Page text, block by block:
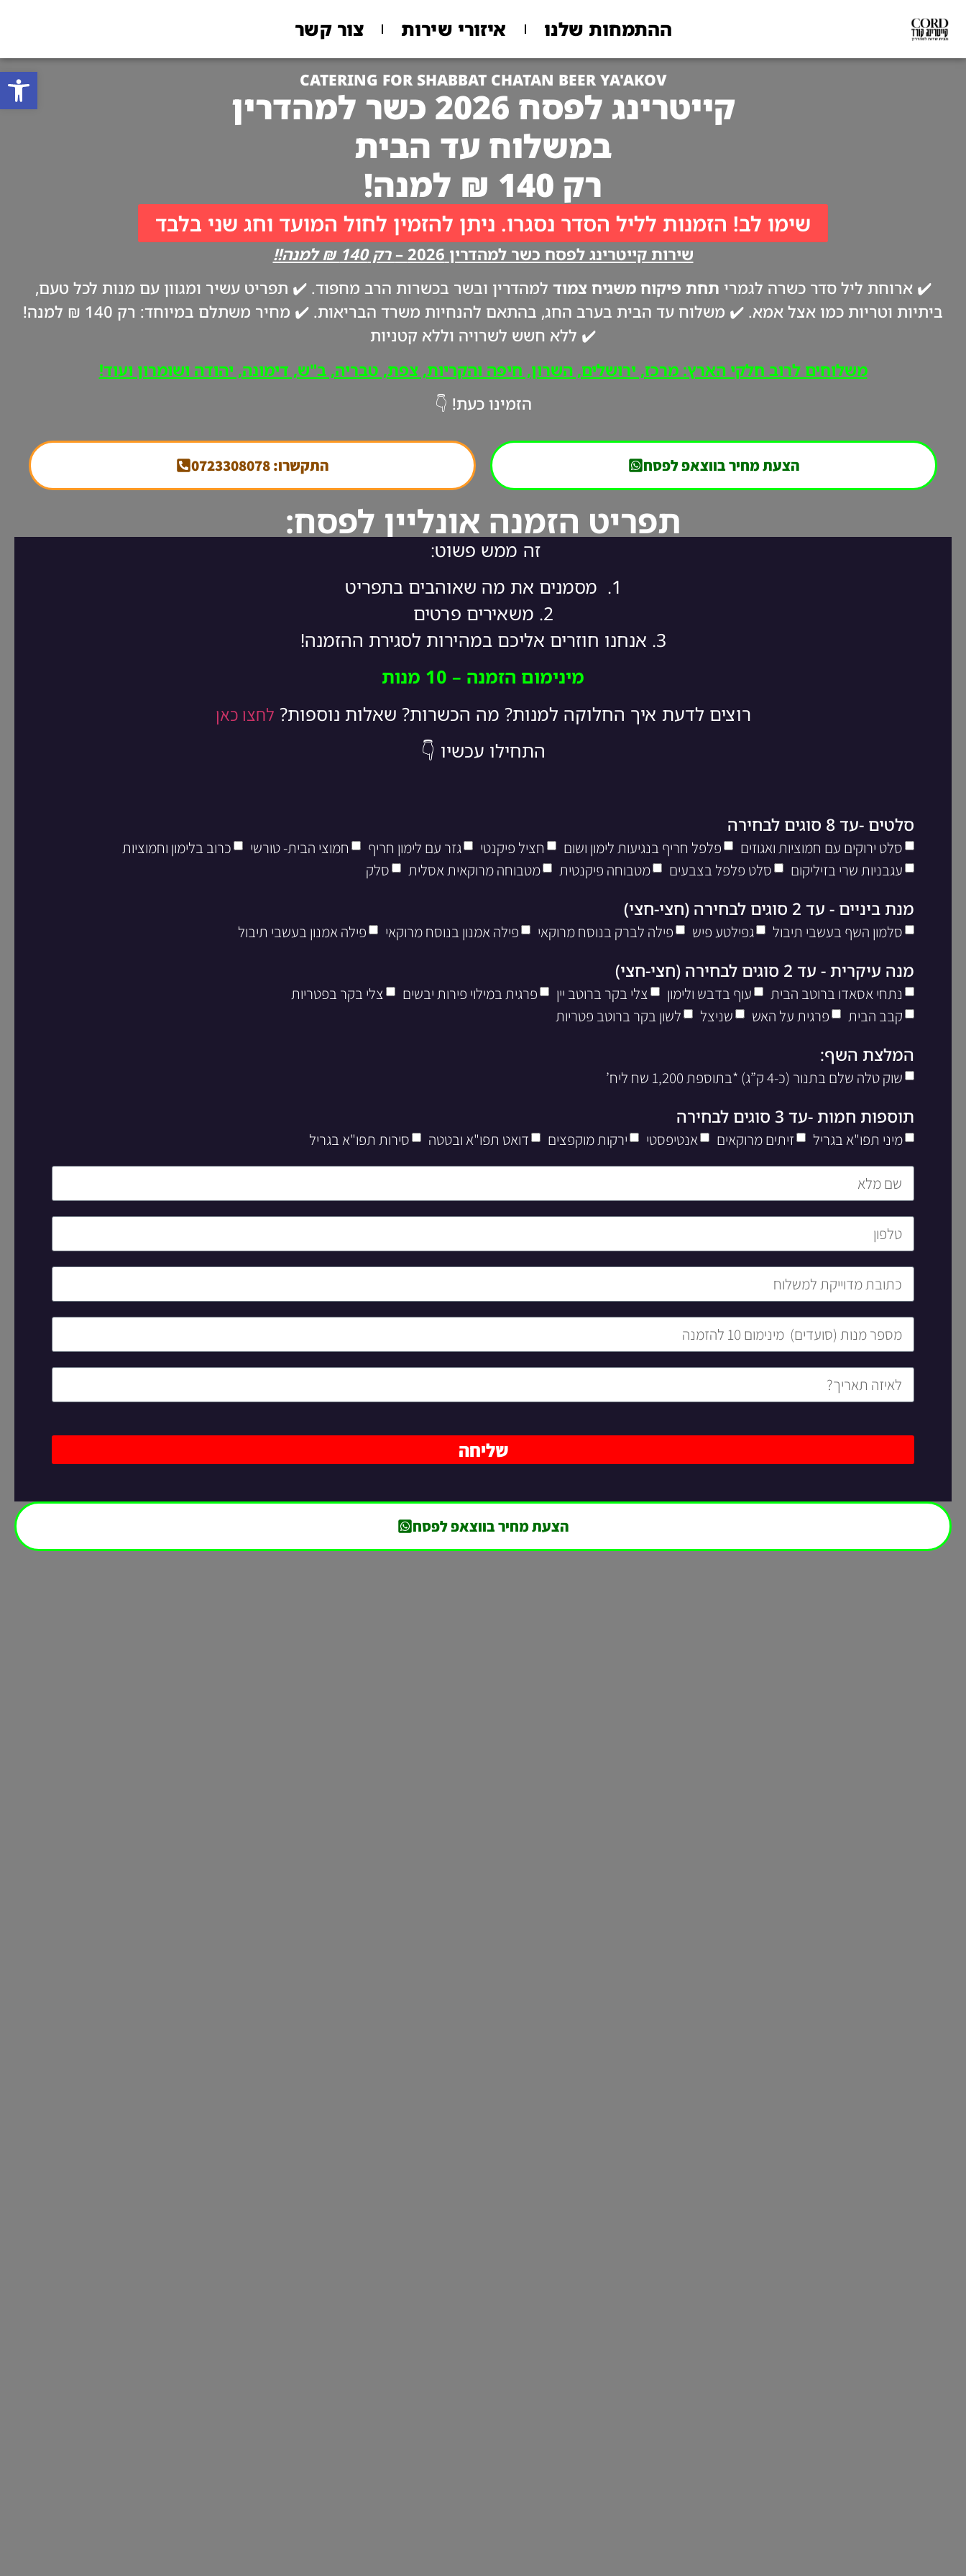
ההתמחות שלנו איזורי שירות צור קשר
CATERING FOR SHABBAT CHATAN BEER YA'AKOV
קייטרינג לפסח 2026 כשר למהדרין
במשלוח עד הבית
רק 140 ₪ למנה!
שימו לב! הזמנות לליל הסדר נסגרו. ניתן להזמין לחול המועד וחג שני בלבד
שירות קייטרינג לפסח כשר למהדרין 2026 –
רק 140 ₪ למנה!!
✔️ ארוחת ליל סדר כשרה לגמרי תחת פיקוח משגיח צמוד למהדרין ובשר בכשרות הרב מחפוד. ✔️ תפריט עשיר ומגוון עם מנות לכל טעם,
ביתיות וטריות כמו אצל אמא. ✔️ משלוח עד הבית בערב החג, בהתאם להנחיות משרד הבריאות. ✔️ מחיר משתלם במיוחד: רק 140 ₪ למנה!
✔️ ללא חשש לשרויה וללא קטניות
משלוחים לרוב חלקי הארץ: מרכז, ירושלים, השרון, חיפה והקריות, צפת, טבריה, ב"ש, דימונה, יהודה ושומרון ועוד!
הזמינו כעת! 👇
הצעת מחיר בווצאפ לפסח התקשרו: 0723308078
תפריט הזמנה אונליין לפסח:
זה ממש פשוט:
1.
מסמנים את מה שאוהבים בתפריט
2. משאירים פרטים
3. אנחנו חוזרים אליכם במהירות לסגירת ההזמנה!
מינימום הזמנה – 10 מנות
רוצים לדעת איך החלוקה למנות? מה הכשרות? שאלות נוספות? לחצו כאן
התחילו עכשיו 👇
סלטים -עד 8 סוגים לבחירה
סלט ירוקים עם חמוציות ואגוזים פלפל חריף בנגיעות לימון ושום חציל פיקנטי גזר עם לימון חריף חמוצי הבית- טורשי
כרוב בלימון וחמוציות
עגבניות שרי בזיליקום
סלט פלפל בצבעים מטבוחה פיקנטית מטבוחה מרוקאית אסלית סלק
מנת ביניים - עד 2 סוגים לבחירה (חצי-חצי)
סלמון השף בעשבי תיבול גפילטע פיש פילה לברק בנוסח מרוקאי פילה אמנון בנוסח מרוקאי פילה אמנון בעשבי תיבול
מנה עיקרית - עד 2 סוגים לבחירה (חצי-חצי)
נתחי אסאדו ברוטב הבית עוף בדבש ולימון צלי בקר ברוטב יין פרגית במילוי פירות יבשים
צלי בקר בפטריות
קבב הבית
פרגית על האש שניצל לשון בקר ברוטב פטריות
המלצת השף:
שוק טלה שלם בתנור (כ-4 ק”ג) *בתוספת 1,200 שח ליח’
תוספות חמות -עד 3 סוגים לבחירה
מיני תפו"א בגריל זיתים מרוקאים אנטיפסטי ירקות מוקפצים דואט תפו"א ובטטה סירות תפו"א בגריל
שליחה
הצעת מחיר בווצאפ לפסח
פתח